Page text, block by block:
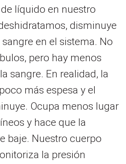
líquido en nuestro
disminuye
en el sistema. No
pero hay menos
sangre. En realidad, la
más espesa y el
Ocupa menos lugar
y hace que la
baje. Nuestro cuerpo
la presión